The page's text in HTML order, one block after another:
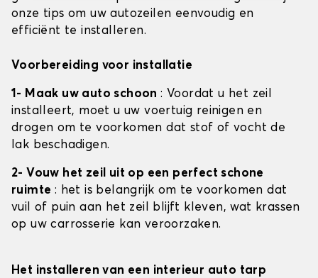
onze tips om uw autozeilen eenvoudig en
efficiënt te installeren.
Voorbereiding voor installatie
1- Maak uw auto schoon: Voordat u het zeil
installeert, moet u uw voertuig reinigen en
drogen om te voorkomen dat stof of vocht de
lak beschadigen.
2- Vouw het zeil uit op een perfect schone
ruimte : het is belangrijk om te voorkomen dat
vuil of puin aan het zeil blijft kleven, wat krassen
op uw carrosserie kan veroorzaken.
Het installeren van een interieur auto tarp